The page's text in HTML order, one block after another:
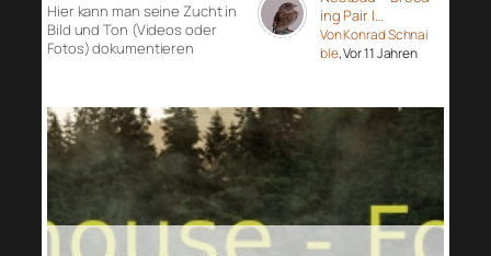
Hier kann man seine Zucht in
Bild und Ton (Videos oder
Fotos) dokumentieren
ing Pair I…
Von Konrad Schnai
ble, Vor 11 Jahren